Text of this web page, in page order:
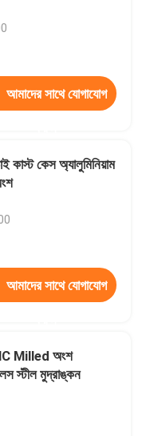
আমাদের সাথে যোগাযোগ
কেস অ্যালুমিনিয়াম
আমাদের সাথে যোগাযোগ
Milled অংশ
স্টীল মুদ্রাঙ্কন